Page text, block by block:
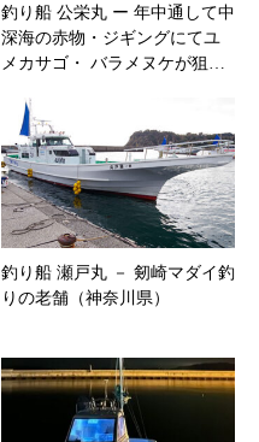
釣り船 公栄丸 ー 年中通して中
深海の赤物・ジギングにてユ
メカサゴ・ バラメヌケが狙…
釣り船 瀬戸丸 － 剱崎マダイ釣
りの老舗（神奈川県）